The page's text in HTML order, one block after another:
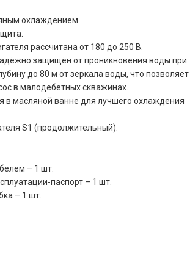
охлаждением.
рассчитана от 180 до 250 В.
защищён от проникновения воды при
до 80 м от зеркала воды, что позволяет
в малодебетных скважинах.
в масляной ванне для лучшего охлаждения
S1 (продолжительный).
– 1 шт.
паспорт – 1 шт.
– 1 шт.